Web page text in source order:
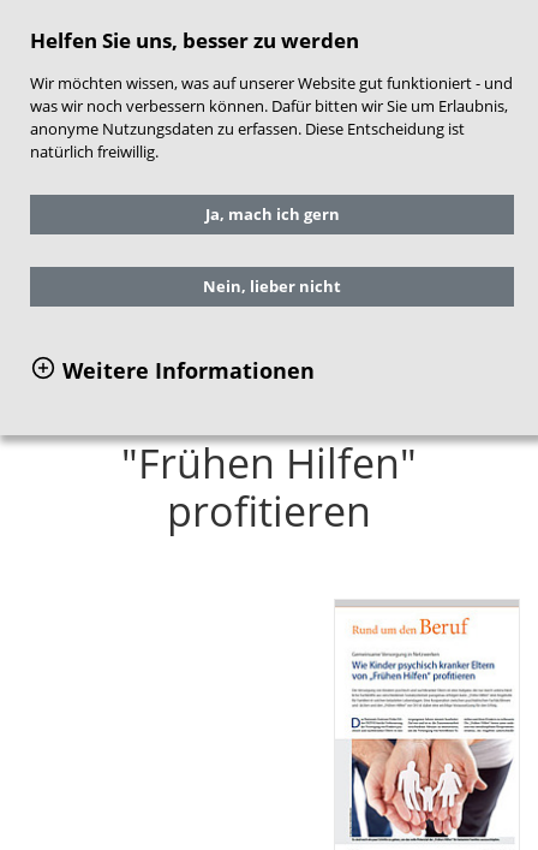
Helfen Sie uns, besser zu werden
Wir möchten wissen, was auf unserer Website gut funktioniert - und
was wir noch verbessern können. Dafür bitten wir Sie um Erlaubnis,
anonyme Nutzungsdaten zu erfassen. Diese Entscheidung ist
natürlich freiwillig.
Ja, mach ich gern
Nein, lieber nicht
Weitere Informationen
Sie befinden sich hier: Service
Einzelansicht Publikationen
Wie Kinder psychisch
"Frühen Hilfen"
profitieren